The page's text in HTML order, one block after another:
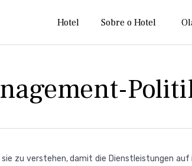
Hotel Sobre o Hotel
zu verstehen, damit die Dienstleistungen